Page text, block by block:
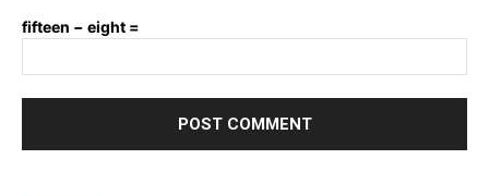
fifteen − eight =